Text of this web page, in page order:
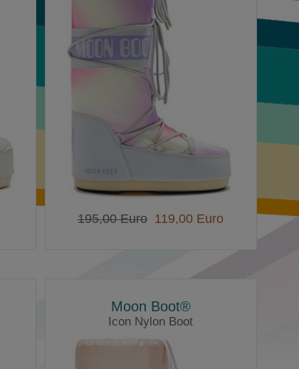
195,00 Euro 119,00 Euro
Moon Boot®
Icon Nylon Boot